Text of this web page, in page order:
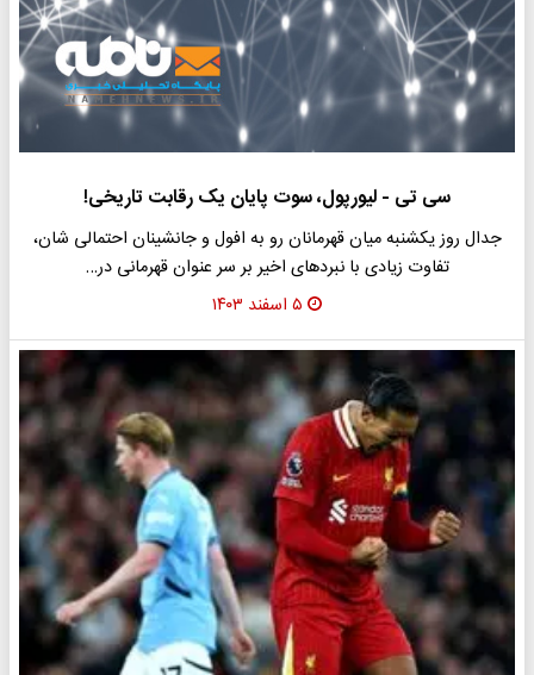
سی تی - لیورپول، سوت پایان یک رقابت تاریخی!
جدال روز یکشنبه میان قهرمانان رو به افول و جانشینان احتمالی شان،
تفاوت زیادی با نبردهای اخیر بر سر عنوان قهرمانی در…
۵ اسفند ۱۴۰۳